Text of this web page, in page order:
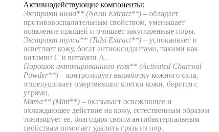
Активнодействующие компоненты:
Экстракт нима** (Neem Extract**) – обладает
противовоспалительным свойством, уменьшает
появление прыщей и очищает закупоренные поры.
Экстракт тулси** (Tulsi Extract**) – успокаивает и
осветляет кожу, богат антиоксидантами, такими как
витамин С и витамин А.
Порошок активированного угля** (Activated Charcoal
Powder**) – контролирует выработку кожного сала,
отшелушивает омертвевшие клетки кожи, борется с
угрями.
Мята** (Mint**) – оказывает освежающее и
охлаждающее действие на кожу, естественным образом
тонизирует ее, благодаря своим антибактериальным
свойствам помогает удалить грязь из пор.